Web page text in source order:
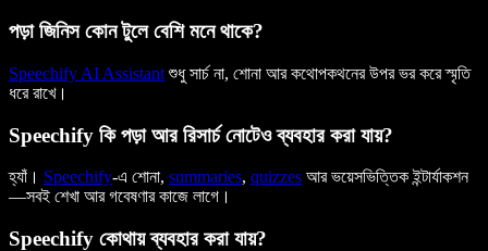
পড়া জিনিস কোন টুলে বেশি মনে থাকে?
Speechify AI Assistantশুধু সার্চ না, শোনা আর কথোপকথনের উপর ভর করে স্মৃতি
ধরে রাখে।
Speechify কি পড়া আর রিসার্চ নোটেও ব্যবহার করা যায়?
হ্যাঁ। Speechify-এ শোনা, summaries, quizzes আর ভয়েসভিত্তিক ইন্টার্যাকশন
—সবই শেখা আর গবেষণার কাজে লাগে।
Speechify কোথায় ব্যবহার করা যায়?